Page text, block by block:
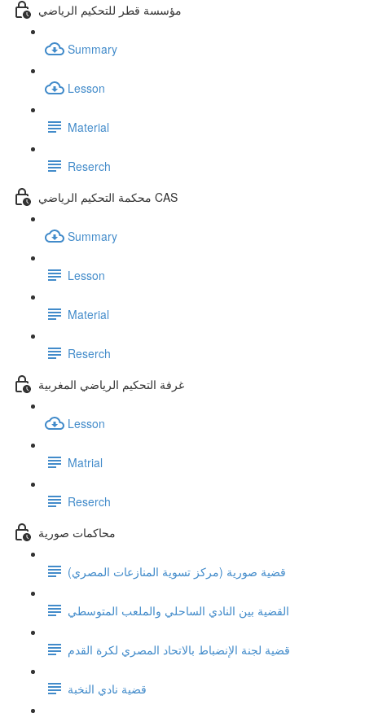
مؤسسة قطر للتحكيم الرياضي
Summary
Lesson
Material
Reserch
محكمة التحكيم الرياضي CAS
Summary
Lesson
Material
Reserch
غرفة التحكيم الرياضي المغربية
Lesson
Matrial
Reserch
محاكمات صورية
قضية صورية (مركز تسوية المنازعات المصري)
القضية بين النادي الساحلي والملعب المتوسطي
قضية لجنة الإنضباط بالاتحاد المصري لكرة القدم
قضية نادي النخبة